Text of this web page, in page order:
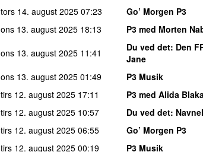
tors 14. august 2025 07:23
Go’ Morgen P3
ons 13. august 2025 18:13
P3 med Morten
ons 13. august 2025 11:41 Du ved det: Den
Jane
ons 13. august 2025 01:49
P3 Musik
tirs 12. august 2025 17:11
P3 med Alida
tirs 12. august 2025 10:57 Du ved det:
tirs 12. august 2025 06:55
Go’ Morgen P3
tirs 12. august 2025 00:19
P3 Musik